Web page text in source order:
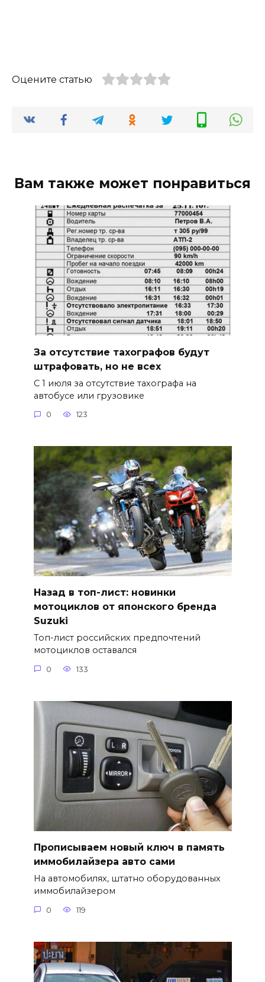
Оцените статью
Вам также может понравиться
За отсутствие тахографов будут
штрафовать, но не всех
С 1 июля за отсутствие тахографа на
автобусе или грузовике
0 123
Назад в топ-лист: новинки
мотоциклов от японского бренда
Suzuki
Топ-лист российских предпочтений
мотоциклов оставался
0 133
Прописываем новый ключ в память
иммобилайзера авто сами
На автомобилях, штатно оборудованных
иммобилайзером
0 119